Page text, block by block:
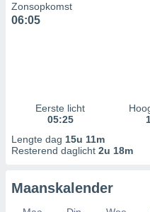
bronnen,
en
content,
van
Zonsopkomst
06:05
Eerste licht
05:25
Lengte dag 15u 11m
Resterend daglicht 2u 18m
Maanskalender